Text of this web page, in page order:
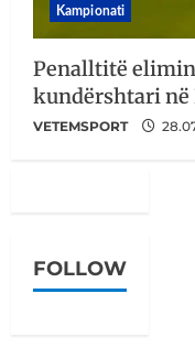
Kampionati
Penalltitë
kundërshtari në
VETEMSPORT
FOLLOW